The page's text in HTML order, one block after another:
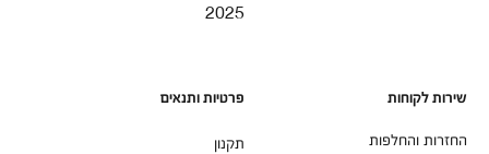
2025
שירות לקוחות
החזרות והחלפות
פרטיות ותנאים
תקנון